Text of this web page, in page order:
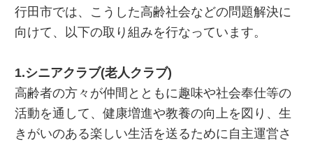
行田市では、こうした高齢社会などの問題解決に
向けて、以下の取り組みを行なっています。
1.シニアクラブ(老人クラブ)
高齢者の方々が仲間とともに趣味や社会奉仕等の
活動を通して、健康増進や教養の向上を図り、生
きがいのある楽しい生活を送るために自主運営さ